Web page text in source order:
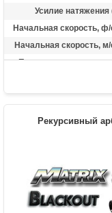
Усилие натяжения
Начальная скорость, ф/
Начальная скорость, м/
Прицельная
Стандарт стрел
Масса
Рекурсивный